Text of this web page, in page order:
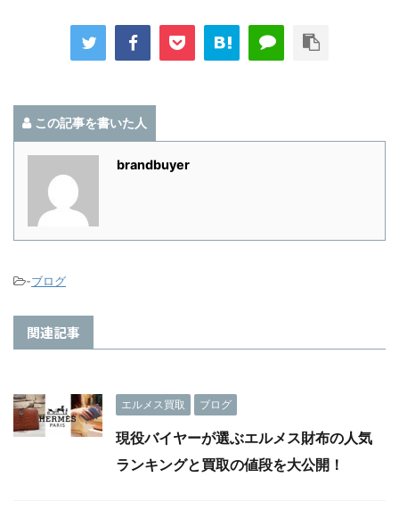
この記事を書いた人
brandbuyer
-ブログ
関連記事
エルメス買取 ブログ
現役バイヤーが選ぶエルメス財布の人気
ランキングと買取の値段を大公開！